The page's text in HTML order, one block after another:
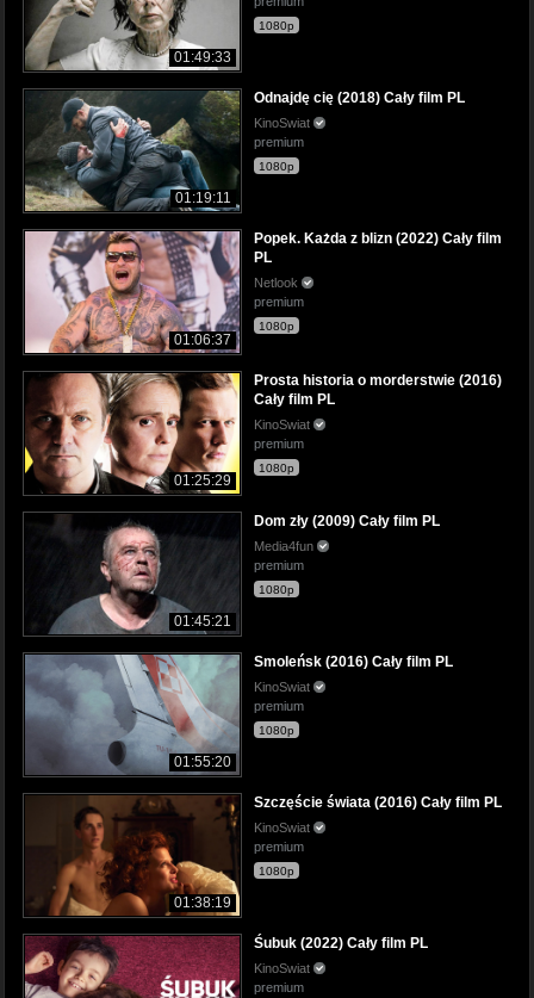
01:49:33
1080p
01:19:11
Odnajdę cię (2018) Cały film PL
KinoSwiat
premium
1080p
01:06:37
Popek. Każda z blizn (2022) Cały film
PL
Netlook
premium
1080p
01:25:29
Prosta historia o morderstwie (2016)
Cały film PL
KinoSwiat
premium
1080p
01:45:21
Dom zły (2009) Cały film PL
Media4fun
premium
1080p
01:55:20
Smoleńsk (2016) Cały film PL
KinoSwiat
premium
1080p
01:38:19
Szczęście świata (2016) Cały film PL
KinoSwiat
premium
1080p
Śubuk (2022) Cały film PL
KinoSwiat
premium